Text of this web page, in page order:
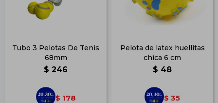
Tubo 3 Pelotas De Tenis
68mm
$ 246
$ 178
Pelota de latex huellitas
chica 6 cm
$ 48
$ 35